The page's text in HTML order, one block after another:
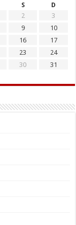
S
D
2
3
9
10
16
17
23
24
30
31